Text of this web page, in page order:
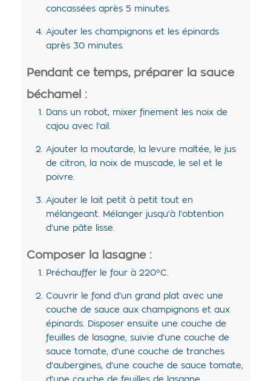
concassées après 5 minutes.
Ajouter les champignons et les épinards
après 30 minutes.
Pendant ce temps, préparer la sauce
béchamel :
Dans un robot, mixer finement les noix de
cajou avec l’ail.
Ajouter la moutarde, la levure maltée, le jus
de citron, la noix de muscade, le sel et le
poivre.
Ajouter le lait petit à petit tout en
mélangeant. Mélanger jusqu’à l’obtention
d’une pâte lisse.
Composer la lasagne :
Préchauffer le four à 220°C.
Couvrir le fond d’un grand plat avec une
couche de sauce aux champignons et aux
épinards. Disposer ensuite une couche de
feuilles de lasagne, suivie d’une couche de
sauce tomate, d’une couche de tranches
d’aubergines, d’une couche de sauce tomate,